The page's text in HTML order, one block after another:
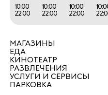
10:00
22:00
10:00
22:00
10:00
22:00
МАГАЗИНЫ
ЕДА
КИНОТЕАТР
РАЗВЛЕЧЕНИЯ
УСЛУГИ И СЕРВИСЫ
ПАРКОВКА